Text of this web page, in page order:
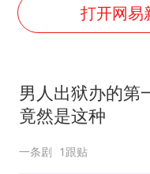
“
打开网易
男人出狱办的第
竟然是这种
一条剧 1跟贴